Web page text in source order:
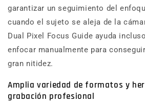
garantizar un seguimiento del
cuando el sujeto se aleja de la
Dual Pixel Focus Guide ayuda
enfocar manualmente para
gran nitidez.
Amplia variedad de formatos y
grabación profesional